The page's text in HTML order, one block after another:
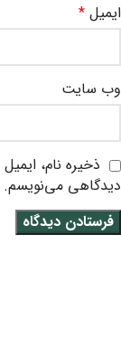
ایمیل *
وب‌ سایت
ذخیره نام،
دیدگاهی می‌نویسم.